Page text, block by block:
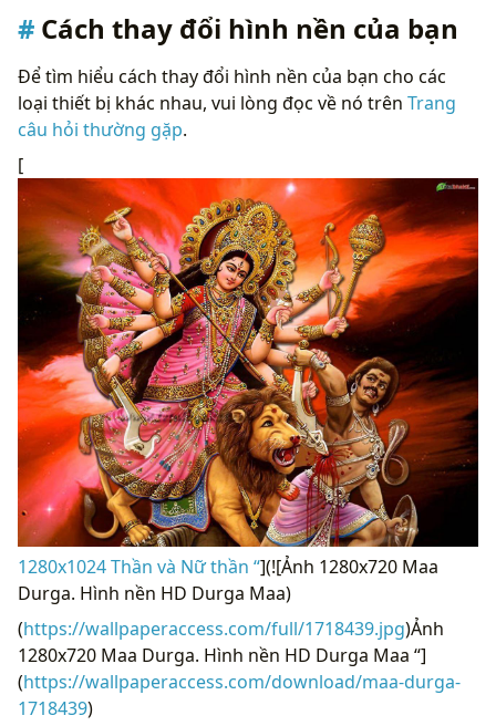
Cách thay đổi hình nền của bạn
Để tìm hiểu cách thay đổi hình nền của bạn cho các
loại thiết bị khác nhau, vui lòng đọc về nó trên Trang
câu hỏi thường gặp.
[
1280x1024 Thần và Nữ thần “](![Ảnh 1280x720 Maa
Durga. Hình nền HD Durga Maa)
(https://wallpaperaccess.com/full/1718439.jpg)Ảnh
1280x720 Maa Durga. Hình nền HD Durga Maa “]
(https://wallpaperaccess.com/download/maa-durga-
1718439)